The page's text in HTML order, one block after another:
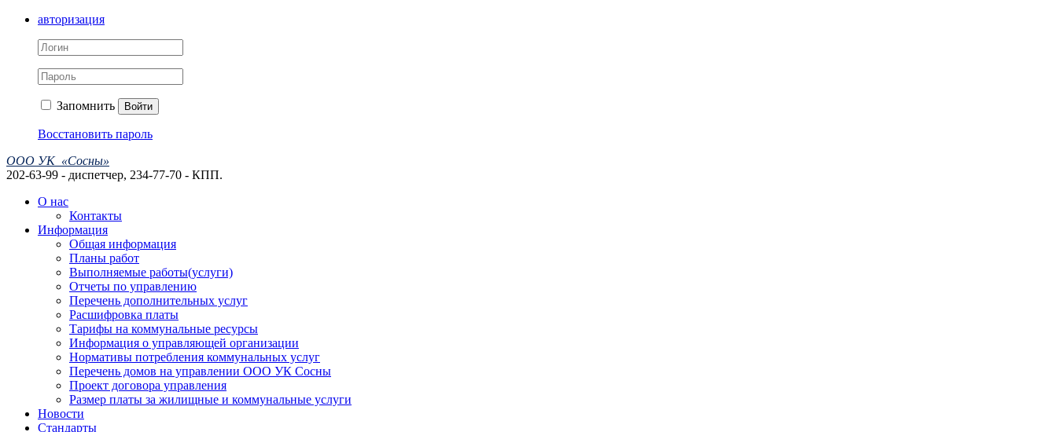
авторизация
Запомнить Войти
Восстановить пароль
ООО УК «Сосны»
202-63-99 - диспетчер, 234-77-70 - КПП.
О нас
Контакты
Информация
Общая информация
Планы работ
Выполняемые работы(услуги)
Отчеты по управлению
Перечень дополнительных услуг
Расшифровка платы
Тарифы на коммунальные ресурсы
Информация о управляющей организации
Нормативы потребления коммунальных услуг
Перечень домов на управлении ООО УК Сосны
Проект договора управления
Размер платы за жилищные и коммунальные услуги
Новости
Стандарты